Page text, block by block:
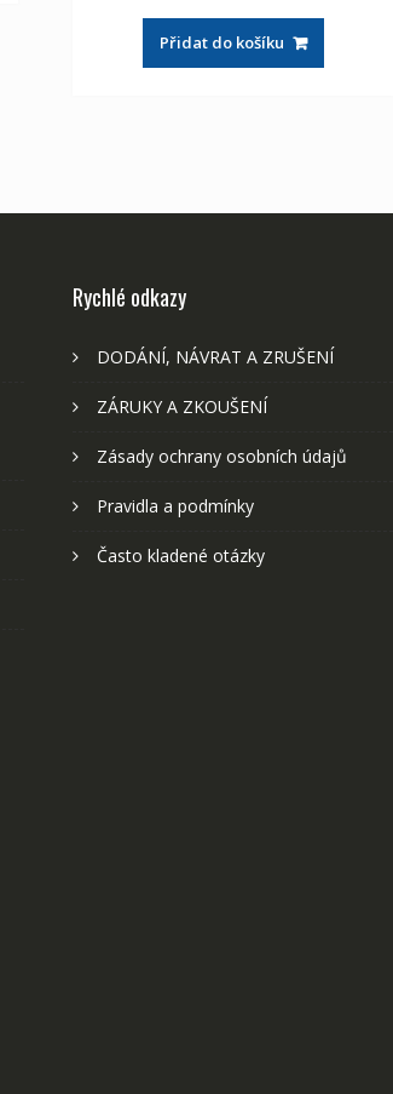
byla:
2,107 Kč
je:
1,175 Kč
Přidat do košíku
Rychlé odkazy
DODÁNÍ, NÁVRAT A ZRUŠENÍ
ZÁRUKY A ZKOUŠENÍ
Zásady ochrany osobních údajů
Pravidla a podmínky
Často kladené otázky